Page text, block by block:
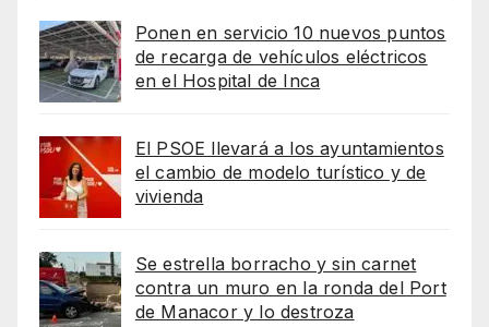
Ponen en servicio 10 nuevos puntos
de recarga de vehículos eléctricos
en el Hospital de Inca
El PSOE llevará a los ayuntamientos
el cambio de modelo turístico y de
vivienda
Se estrella borracho y sin carnet
contra un muro en la ronda del Port
de Manacor y lo destroza